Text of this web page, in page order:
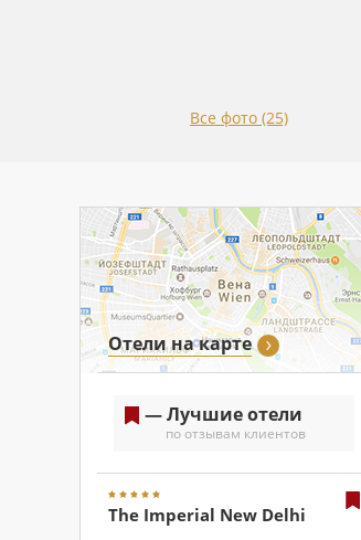
Все фото (25)
Отели на карте
— Лучшие отели
по отзывам клиентов
The Imperial New Delhi